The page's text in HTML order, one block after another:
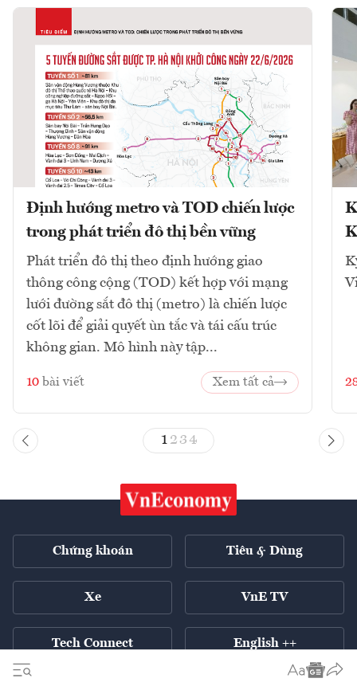
Định hướng metro và TOD chiến lược
trong phát triển đô thị bền vững
Phát triển đô thị theo định hướng giao
thông công cộng (TOD) kết hợp với mạng
lưới đường sắt đô thị (metro) là chiến lược
cốt lõi để giải quyết ùn tắc và tái cấu trúc
không gian. Mô hình này tập...
10 bài viết Xem tất cả
1 23 4
Chứng khoán Tiêu & Dùng
Xe VnE TV
Tech Connect English ++